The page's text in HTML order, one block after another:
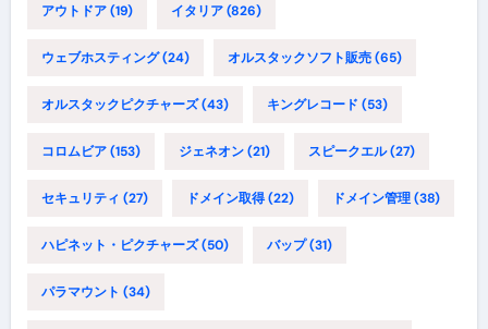
アウトドア(19) イタリア(826)
ウェブホスティング(24) オルスタックソフト販売(65)
オルスタックピクチャーズ(43) キングレコード (53)
コロムビア(153) ジェネオン(21) スピークエル(27)
セキュリティ (27) ドメイン取得(22) ドメイン管理(38)
ハピネット・ピクチャーズ(50) バップ(31)
パラマウント (34)